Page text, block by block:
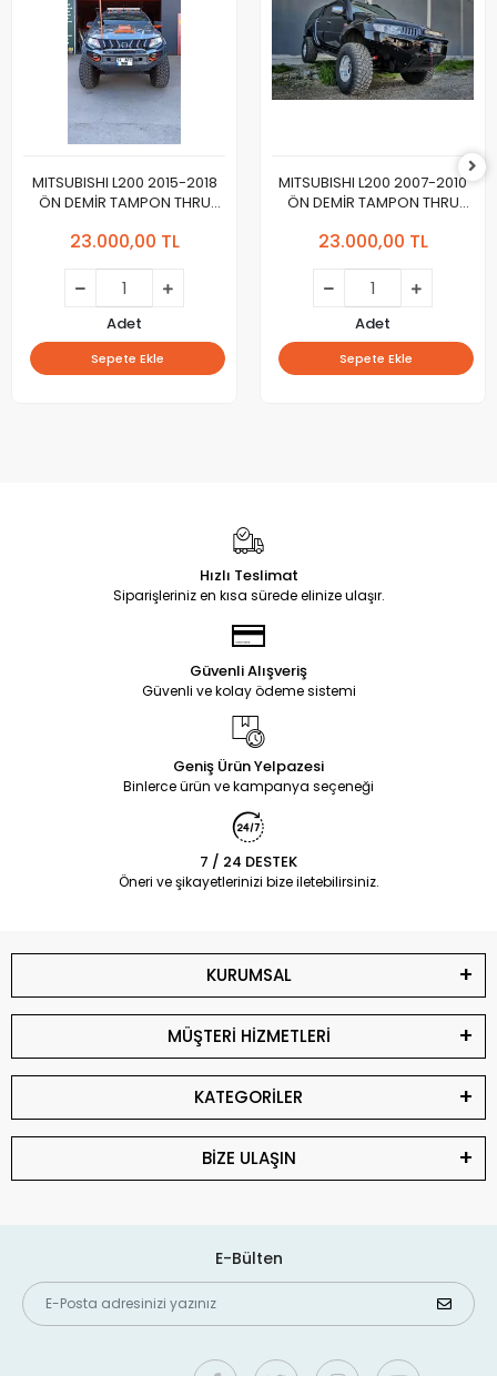
MITSUBISHI L200 2015-2018
ÖN DEMİR TAMPON THRU
23.000,00 TL
Adet
Sepete Ekle
MITSUBISHI L200 2007-2010
ÖN DEMİR TAMPON THRU
23.000,00 TL
Adet
Sepete Ekle
Hızlı Teslimat
Siparişleriniz en kısa sürede elinize ulaşır.
Güvenli Alışveriş
Güvenli ve kolay ödeme sistemi
Geniş Ürün Yelpazesi
Binlerce ürün ve kampanya seçeneği
7 / 24 DESTEK
Öneri ve şikayetlerinizi bize iletebilirsiniz.
KURUMSAL
MÜŞTERİ HİZMETLERİ
KATEGORİLER
BİZE ULAŞIN
E-Bülten